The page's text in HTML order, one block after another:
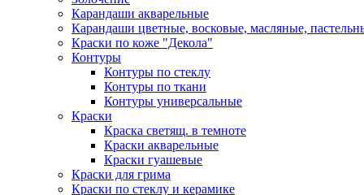
Карандаши акварельные
Карандаши цветные, восковые, масляные,
Краски по коже "Декола"
Контуры
Контуры по стеклу
Контуры по ткани
Контуры универсальные
Краски
Краска светящ. в темноте
Краски акварельные
Краски гуашевые
Краски для грима
Краски по стеклу и керамике